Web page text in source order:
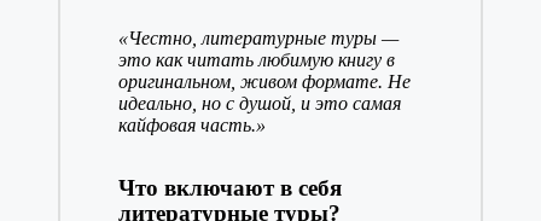
«Честно, литературные туры —
это как читать любимую книгу в
оригинальном, живом формате. Не
идеально, но с душой, и это самая
кайфовая часть.»
Что включают в себя
литературные туры?